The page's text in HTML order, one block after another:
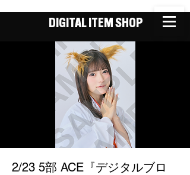
DIGITAL ITEM SHOP
2/23 5部 ACE『デジタルブロ